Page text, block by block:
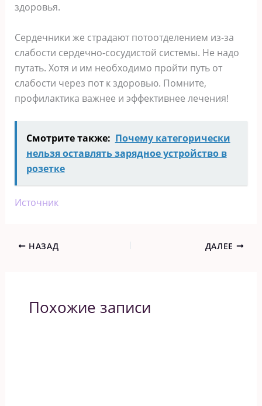
здоровья.
Сердечники же страдают потоотделением из-за
слабости сердечно-сосудистой системы. Не надо
путать. Хотя и им необходимо пройти путь от
слабости через пот к здоровью. Помните,
профилактика важнее и эффективнее лечения!
Смотрите также: Почему категорически
нельзя оставлять зарядное устройство в
розетке
Источник
НАЗАД ДАЛЕЕ
Похожие записи